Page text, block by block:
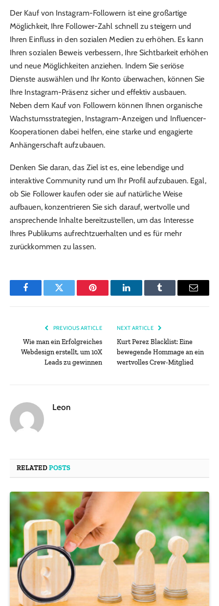
Der Kauf von Instagram-Followern ist eine großartige
Möglichkeit, Ihre Follower-Zahl schnell zu steigern und
Ihren Einfluss in den sozialen Medien zu erhöhen. Es kann
Ihren sozialen Beweis verbessern, Ihre Sichtbarkeit erhöhen
und neue Möglichkeiten anziehen. Indem Sie seriöse
Dienste auswählen und Ihr Konto überwachen, können Sie
Ihre Instagram-Präsenz sicher und effektiv ausbauen.
Neben dem Kauf von Followern können Ihnen organische
Wachstumsstrategien, Instagram-Anzeigen und Influencer-
Kooperationen dabei helfen, eine starke und engagierte
Anhängerschaft aufzubauen.
Denken Sie daran, das Ziel ist es, eine lebendige und
interaktive Community rund um Ihr Profil aufzubauen. Egal,
ob Sie Follower kaufen oder sie auf natürliche Weise
aufbauen, konzentrieren Sie sich darauf, wertvolle und
ansprechende Inhalte bereitzustellen, um das Interesse
Ihres Publikums aufrechtzuerhalten und es für mehr
zurückkommen zu lassen.
FacebookTwitter Pinterest LinkedInTumblr Email
PREVIOUS ARTICLE
Wie man ein Erfolgreiches
Webdesign erstellt, um 10X
Leads zu gewinnen
NEXT ARTICLE
Kurt Perez Blacklist: Eine
bewegende Hommage an ein
wertvolles Crew-Mitglied
Leon
RELATEDPOSTS